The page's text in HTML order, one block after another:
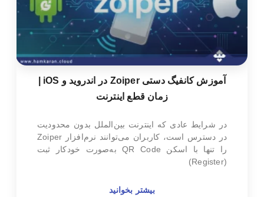
زمان قطع اینترنت
در شرایط عادی که اینترنت بین‌الملل بدون محدودیت
در دسترس است، کاربران می‌توانند نرم‌افزار Zoiper
را تنها با اسکن QR Code به‌صورت خودکار ثبت
(Register)
بیشتر بخوانید